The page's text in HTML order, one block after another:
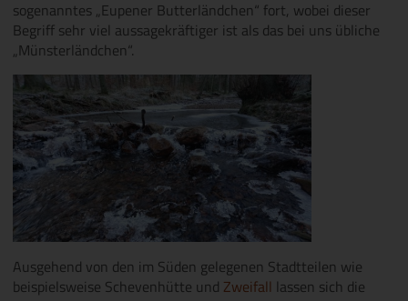
sogenanntes „Eupener Butterländchen“ fort, wobei dieser
Begriff sehr viel aussagekräftiger ist als das bei uns übliche
„Münsterländchen“.
Ausgehend von den im Süden gelegenen Stadtteilen wie
beispielsweise Schevenhütte und Zweifall lassen sich die